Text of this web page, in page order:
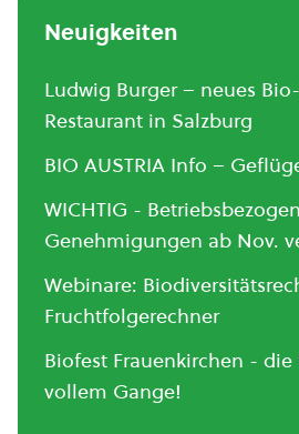
Neuigkeiten
Ludwig Burger – neues
Restaurant in Salzburg
BIO AUSTRIA Info –
WICHTIG -
Genehmigungen ab Nov.
Webinare:
Fruchtfolgerechner
Biofest Frauenkirchen -
vollem Gange!